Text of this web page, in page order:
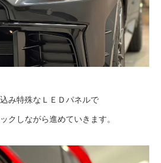
み特殊なＬＥＤパネルで
クしながら進めていきます。